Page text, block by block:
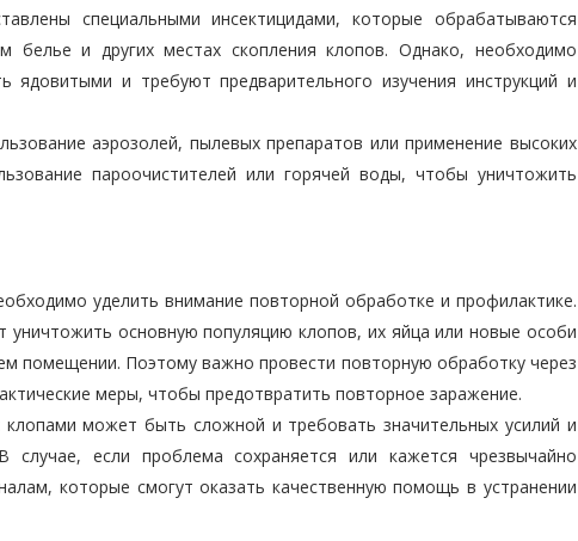
специальными инсектицидами, которые обрабатываются
белье и других местах скопления клопов. Однако, необходимо
ядовитыми и требуют предварительного изучения инструкций и
аэрозолей, пылевых препаратов или применение высоких
пароочистителей или горячей воды, чтобы уничтожить
уделить внимание повторной обработке и профилактике.
уничтожить основную популяцию клопов, их яйца или новые особи
помещении. Поэтому важно провести повторную обработку через
меры, чтобы предотвратить повторное заражение.
может быть сложной и требовать значительных усилий и
случае, если проблема сохраняется или кажется чрезвычайно
которые смогут оказать качественную помощь в устранении